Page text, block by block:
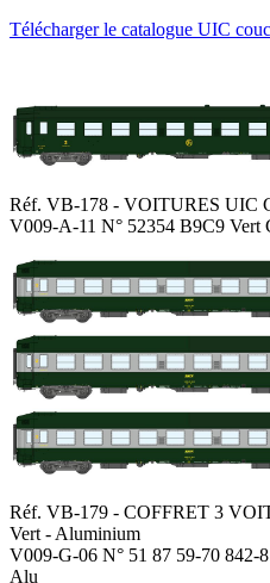
Télécharger le catalogue UIC
Réf. VB-178 - VOITURES UIC
V009-A-11 N° 52354 B9C9 Vert
Réf. VB-179 - COFFRET 3
Vert - Aluminium
V009-G-06 N° 51 87 59-70
Alu